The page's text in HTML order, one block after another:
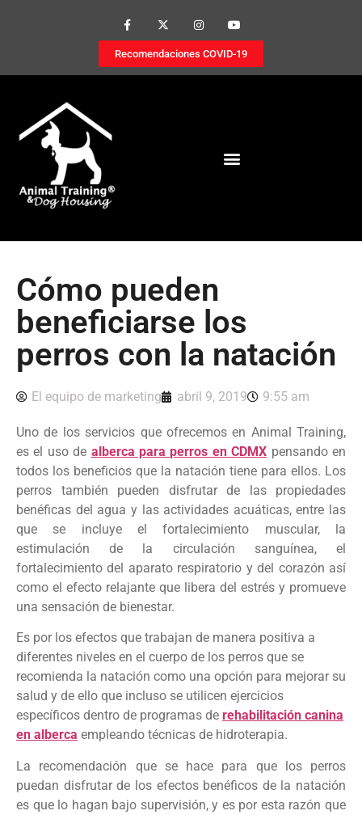
Recomendaciones COVID-19
Cómo pueden
beneficiarse los
perros con la natación
El equipo de marketing abril 9, 2019 9:55 am
Uno de los servicios que ofrecemos en Animal Training,
es el uso de alberca para perros en CDMX pensando en
todos los beneficios que la natación tiene para ellos. Los
perros también pueden disfrutar de las propiedades
benéficas del agua y las actividades acuáticas, entre las
que se incluye el fortalecimiento muscular, la
estimulación de la circulación sanguínea, el
fortalecimiento del aparato respiratorio y del corazón así
como el efecto relajante que libera del estrés y promueve
una sensación de bienestar.
Es por los efectos que trabajan de manera positiva a
diferentes niveles en el cuerpo de los perros que se
recomienda la natación como una opción para mejorar su
salud y de ello que incluso se utilicen ejercicios
específicos dentro de programas de rehabilitación canina
en alberca empleando técnicas de hidroterapia.
La recomendación que se hace para que los perros
puedan disfrutar de los efectos benéficos de la natación
es que lo hagan bajo supervisión, y es por esta razón que